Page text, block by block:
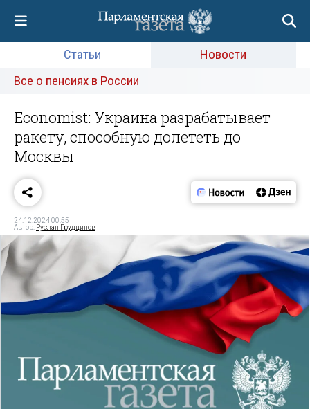
Статьи
Новости
Все о пенсиях в России
Economist: Украина разрабатывает
ракету, способную долететь до
Москвы
24.12.2024 00:55
Автор: Руслан Грудцинов